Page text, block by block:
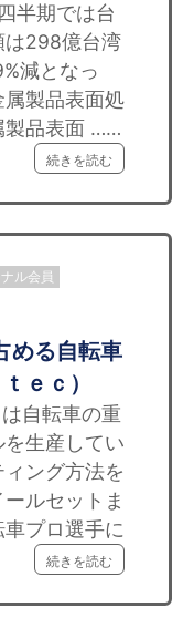
半期では台
は298億台湾
減となっ
製品表面処
製品表面 ……
続きを読む
ル会員
める自転車
ｅｃ）
自転車の重
生産してい
ング方法を
ルセットま
プロ選手に
続きを読む